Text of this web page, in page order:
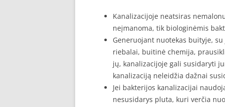
Kanalizacijoje neatsiras
neįmanoma, tik biologinėmis
Generuojant nuotekas buityje,
riebalai, buitinė chemija,
jų, kanalizacijoje gali susidaryti
kanalizaciją neleidžia dažnai
Jei bakterijos kanalizacijai
nesusidarys pluta, kuri verčia